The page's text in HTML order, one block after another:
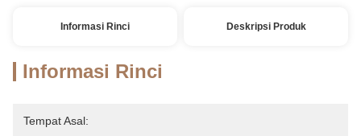
Informasi Rinci Deskripsi Produk
Informasi Rinci
Tempat Asal: